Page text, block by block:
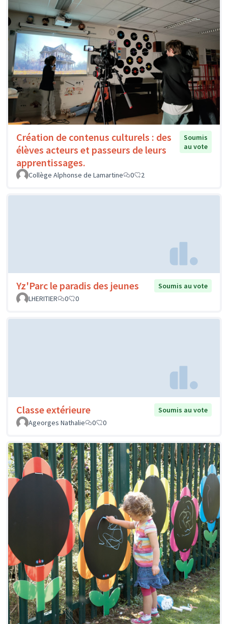
Création de contenus culturels : des
élèves acteurs et passeurs de leurs
apprentissages.
Soumis
au vote
Collège Alphonse de Lamartine 0 2
Yz'Parc le paradis des jeunes
Soumis au vote
LHERITIER
0 0
Classe extérieure
Soumis au vote
Ageorges Nathalie
0 0